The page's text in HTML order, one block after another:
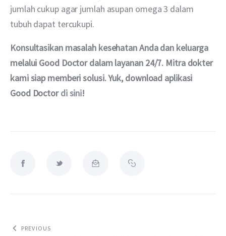
jumlah cukup agar jumlah asupan omega 3 dalam
tubuh dapat tercukupi.
Konsultasikan masalah kesehatan Anda dan keluarga
melalui Good Doctor dalam layanan 24/7. Mitra dokter
kami siap memberi solusi. Yuk, download aplikasi
Good Doctor di sini!
PREVIOUS